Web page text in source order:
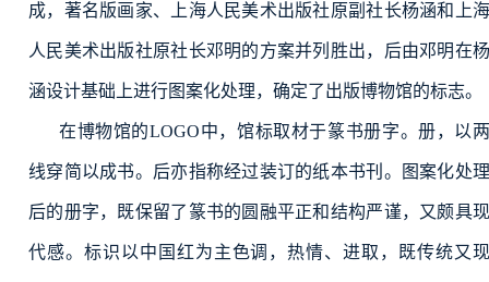
成，著名版画家、上海人民美术出版社原副社长杨涵和上海
人民美术出版社原社长邓明的方案并列胜出，后由邓明在杨
涵设计基础上进行图案化处理，确定了出版博物馆的标志。
在博物馆的LOGO中，馆标取材于篆书册字。册，以两
线穿简以成书。后亦指称经过装订的纸本书刊。图案化处理
后的册字，既保留了篆书的圆融平正和结构严谨，又颇具现
代感。标识以中国红为主色调，热情、进取，既传统又现